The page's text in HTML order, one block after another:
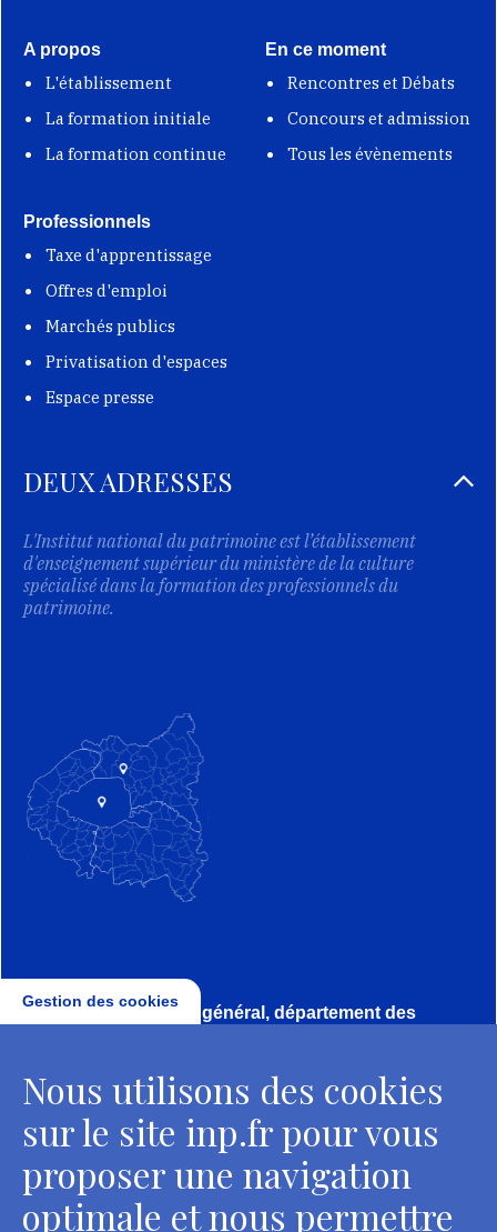
A propos
L'établissement
La formation initiale
La formation continue
En ce moment
Rencontres et Débats
Concours et admission
Tous les évènements
Professionnels
Taxe d'apprentissage
Offres d'emploi
Marchés publics
Privatisation d'espaces
Espace presse
DEUX ADRESSES
L'Institut national du patrimoine est l’établissement
d'enseignement supérieur du ministère de la culture
spécialisé dans la formation des professionnels du
patrimoine.
Direction, secrétariat général, département des
2 rue Vivienne - 75002 Paris
Tél. : + 33 1 44 41 16 41
Contacts
Gestion des cookies
Nous utilisons des cookies
sur le site inp.fr pour vous
proposer une navigation
optimale et nous permettre